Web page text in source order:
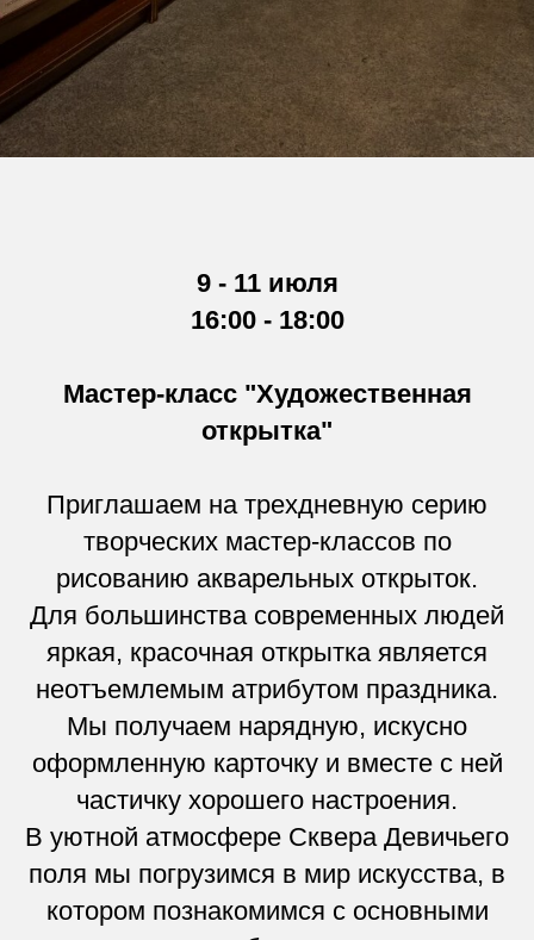
9 - 11 июля
16:00 - 18:00
Мастер-класс "Художественная
открытка"
Приглашаем на трехдневную серию
творческих мастер-классов по
рисованию акварельных открыток.
Для большинства современных людей
яркая, красочная открытка является
неотъемлемым атрибутом праздника.
Мы получаем нарядную, искусно
оформленную карточку и вместе с ней
частичку хорошего настроения.
В уютной атмосфере Сквера Девичьего
поля мы погрузимся в мир искусства, в
котором познакомимся с основными